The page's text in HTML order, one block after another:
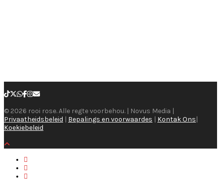
© 2026 rooi rose. Alle regte voorbehou. | Novus Media |
Privaatheidsbeleid | Bepalings en voorwaardes | Kontak Ons|
Koekiebeleid